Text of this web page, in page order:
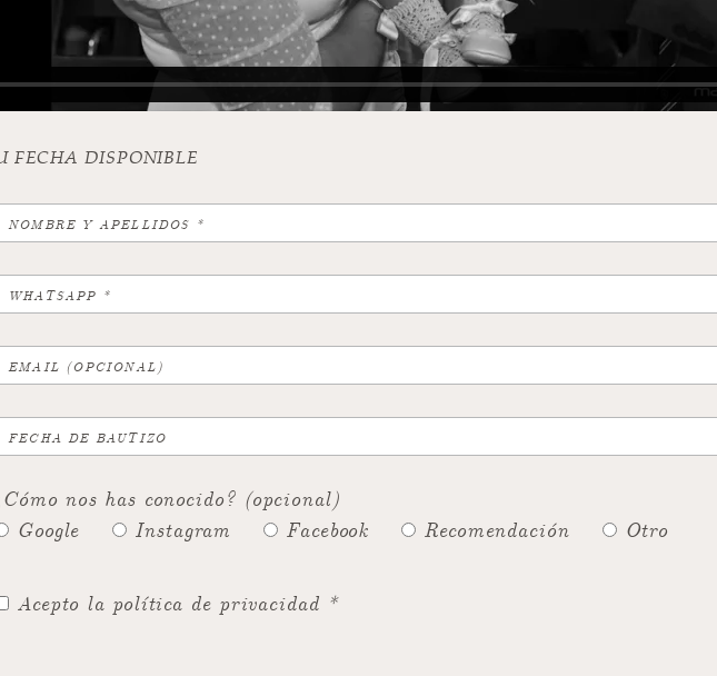
FECHA DISPONIBLE
nos has conocido? (opcional)
Google
Instagram Facebook Recomendación Otro
Acepto la política de privacidad *